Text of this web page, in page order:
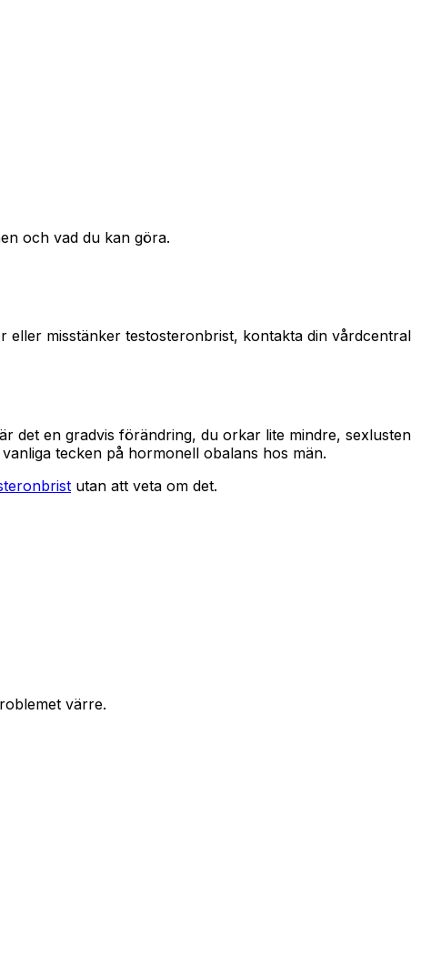
och vad du kan göra.
eller misstänker testosteronbrist, kontakta din vårdcentral
det en gradvis förändring, du orkar lite mindre, sexlusten
tecken på hormonell obalans hos män.
utan att veta om det.
värre.